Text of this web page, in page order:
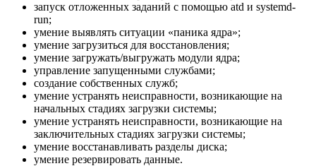
запуск отложенных заданий с помощью atd и systemd-
run;
умение выявлять ситуации «паника ядра»;
умение загрузиться для восстановления;
умение загружать/выгружать модули ядра;
управление запущенными службами;
создание собственных служб;
умение устранять неисправности, возникающие на
начальных стадиях загрузки системы;
умение устранять неисправности, возникающие на
заключительных стадиях загрузки системы;
умение восстанавливать разделы диска;
умение резервировать данные.